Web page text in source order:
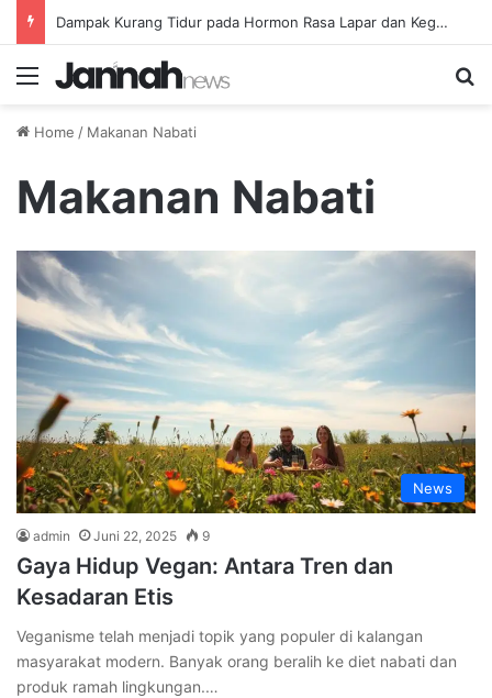
Dampak Kurang Tidur pada Hormon Rasa Lapar dan Kegagalan Diet Anda
Menu
Home / Makanan Nabati
Makanan Nabati
News
admin Juni 22, 2025 9
Gaya Hidup Vegan: Antara Tren dan
Kesadaran Etis
Veganisme telah menjadi topik yang populer di kalangan
masyarakat modern. Banyak orang beralih ke diet nabati dan
produk ramah lingkungan.…